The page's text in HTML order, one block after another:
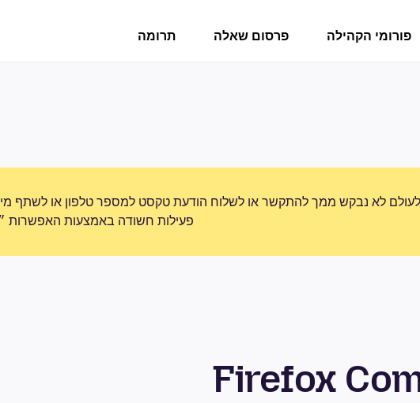
פורומי הקהילה פרסום שאלה תרומה
לעולם לא נבקש ממך להתקשר או לשלוח הודעת טקסט למספר טלפון או לשתף
פעילות חשודה באמצעות האפשרות
Firefox